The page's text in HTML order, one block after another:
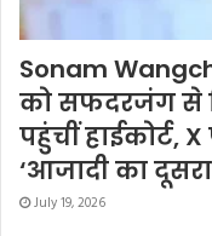
Sonam
को सफदरजंग से
पहुंचीं हाईकोर्ट,
‘आजादी का
July 19, 2026